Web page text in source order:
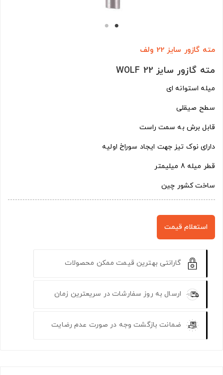
مته گازور سایز 22 ولف
مته گازور سایز 22 WOLF
میله استوانه ای
سطح صیقلی
قابل برش به سمت راست
دارای نوک تیز جهت ایجاد سوراخ اولیه
قطر میله 8 میلیمتر
ساخت کشور چین
استعلام قیمت
گارانتی بهترین قیمت ممکن محصولات
ارسال به روز سفارشات در سریعترین زمان
ضمانت بازگشت وجه در صورت عدم رضایت